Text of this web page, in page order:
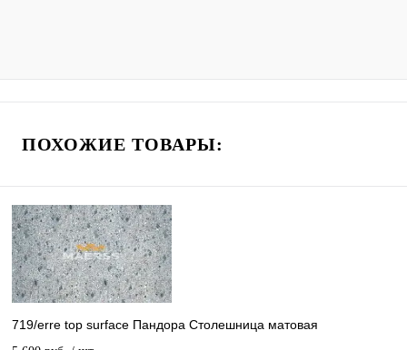
ПОХОЖИЕ ТОВАРЫ:
719/erre top surface Пандора Столешница матовая